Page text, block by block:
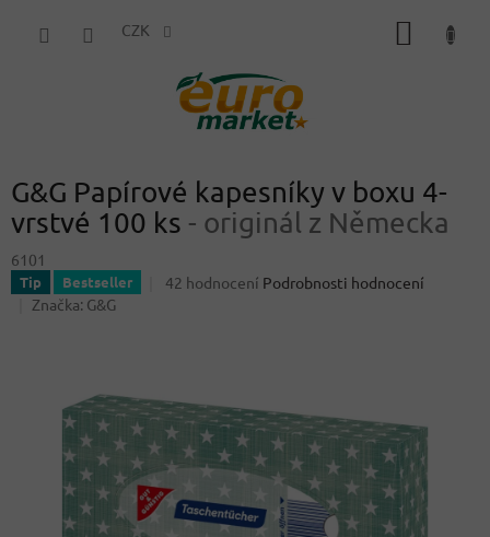
CZK
G&G Papírové kapesníky v boxu 4-
vrstvé 100 ks - originál z Německa
6101
Tip Bestseller
Průměrné
5
hvězdiček.
42 hodnocení Podrobnosti hodnocení
Značka: G&G